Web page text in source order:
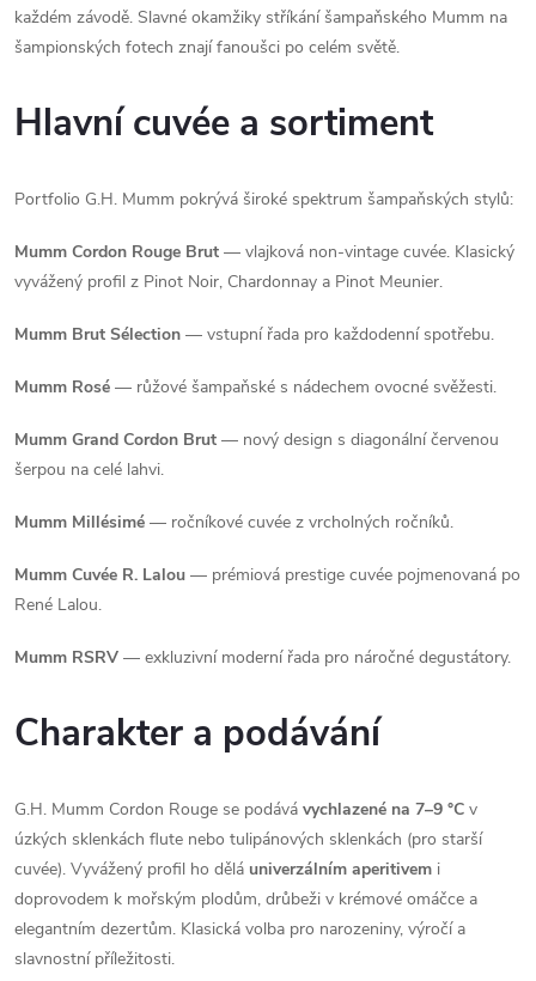
každém závodě. Slavné okamžiky stříkání šampaňského Mumm na
šampionských fotech znají fanoušci po celém světě.
Hlavní cuvée a sortiment
Portfolio G.H. Mumm pokrývá široké spektrum šampaňských stylů:
Mumm Cordon Rouge Brut — vlajková non-vintage cuvée. Klasický
vyvážený profil z Pinot Noir, Chardonnay a Pinot Meunier.
Mumm Brut Sélection — vstupní řada pro každodenní spotřebu.
Mumm Rosé — růžové šampaňské s nádechem ovocné svěžesti.
Mumm Grand Cordon Brut — nový design s diagonální červenou
šerpou na celé lahvi.
Mumm Millésimé — ročníkové cuvée z vrcholných ročníků.
Mumm Cuvée R. Lalou — prémiová prestige cuvée pojmenovaná po
René Lalou.
Mumm RSRV — exkluzivní moderní řada pro náročné degustátory.
Charakter a podávání
G.H. Mumm Cordon Rouge se podává vychlazené na 7–9 °C v
úzkých sklenkách flute nebo tulipánových sklenkách (pro starší
cuvée). Vyvážený profil ho dělá univerzálním aperitivem i
doprovodem k mořským plodům, drůbeži v krémové omáčce a
elegantním dezertům. Klasická volba pro narozeniny, výročí a
slavnostní příležitosti.